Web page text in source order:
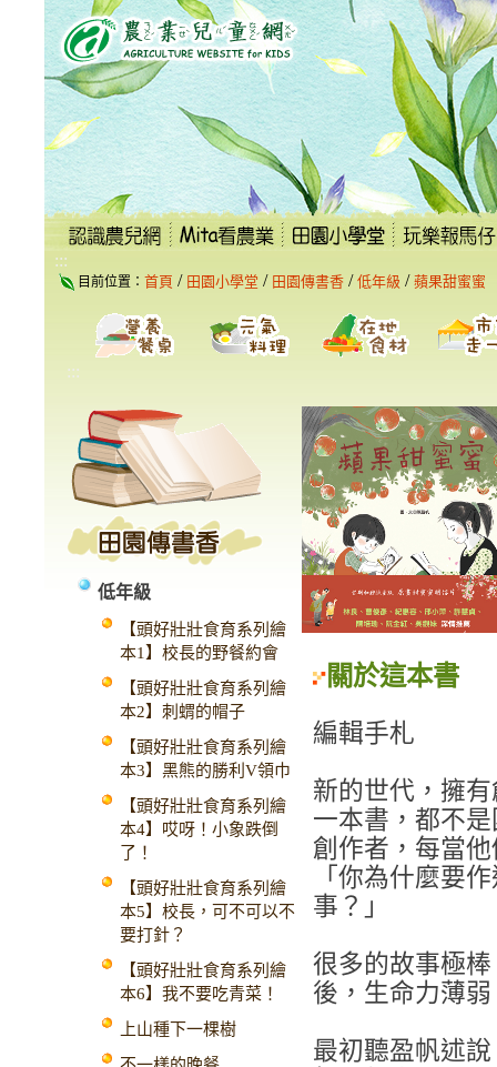
跳
到
主
要
內
容
區
塊
:::
目前位置： 首頁 / 田園小學堂 / 田園傳書香 / 低年級 / 蘋果甜蜜蜜
:::
低年級
【頭好壯壯食育系列繪
本1】校長的野餐約會
【頭好壯壯食育系列繪
本2】刺蝟的帽子
【頭好壯壯食育系列繪
本3】黑熊的勝利V領巾
【頭好壯壯食育系列繪
本4】哎呀！小象跌倒
了！
【頭好壯壯食育系列繪
本5】校長，可不可以不
要打針？
【頭好壯壯食育系列繪
本6】我不要吃青菜！
上山種下一棵樹
關於這本書
編輯手札
新的世代，擁
一本書，都不
創作者，每當
「你為什麼要
事？」
很多的故事極
後，生命力薄弱
最初聽盈帆述